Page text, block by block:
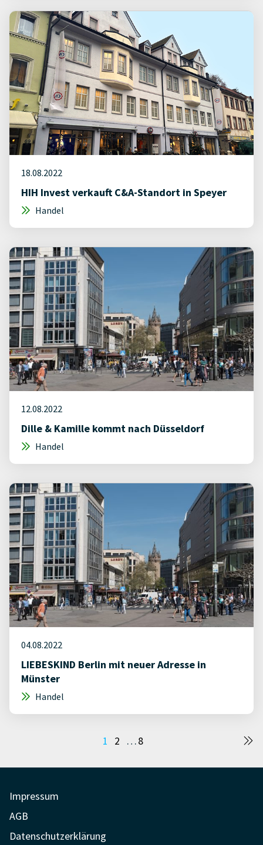
18.08.2022
HIH Invest verkauft C&A-Standort in Speyer
Handel
12.08.2022
Dille & Kamille kommt nach Düsseldorf
Handel
04.08.2022
LIEBESKIND Berlin mit neuer Adresse in
Münster
Handel
Seitennummerierung
1 2 …8
Impressum
AGB
Datenschutzerklärung